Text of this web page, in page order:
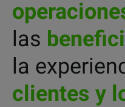
las
la
clientes y